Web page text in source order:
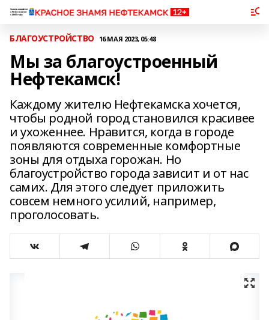
БЛАГОУСТРОЙСТВО 16 МАЯ 2023, 05:48
Мы за благоустроенный
Нефтекамск!
Каждому жителю Нефтекамска хочется,
чтобы родной город становился красивее
и ухоженнее. Нравится, когда в городе
появляются современные комфортные
зоны для отдыха горожан. Но
благоустройство города зависит и от нас
самих. Для этого следует приложить
совсем немного усилий, например,
проголосовать.